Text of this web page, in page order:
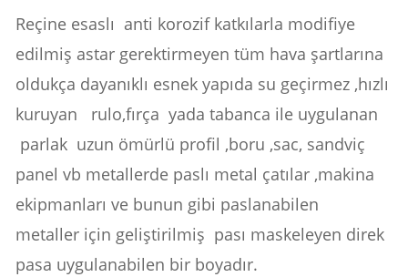
Reçine esaslı anti korozif katkılarla modifiye
edilmiş astar gerektirmeyen tüm hava şartlarına
oldukça dayanıklı esnek yapıda su geçirmez ,hızlı
kuruyan rulo,fırça yada tabanca ile uygulanan
parlak uzun ömürlü profil ,boru ,sac, sandviç
panel vb metallerde paslı metal çatılar ,makina
ekipmanları ve bunun gibi paslanabilen
metaller için geliştirilmiş pası maskeleyen direk
pasa uygulanabilen bir boyadır.